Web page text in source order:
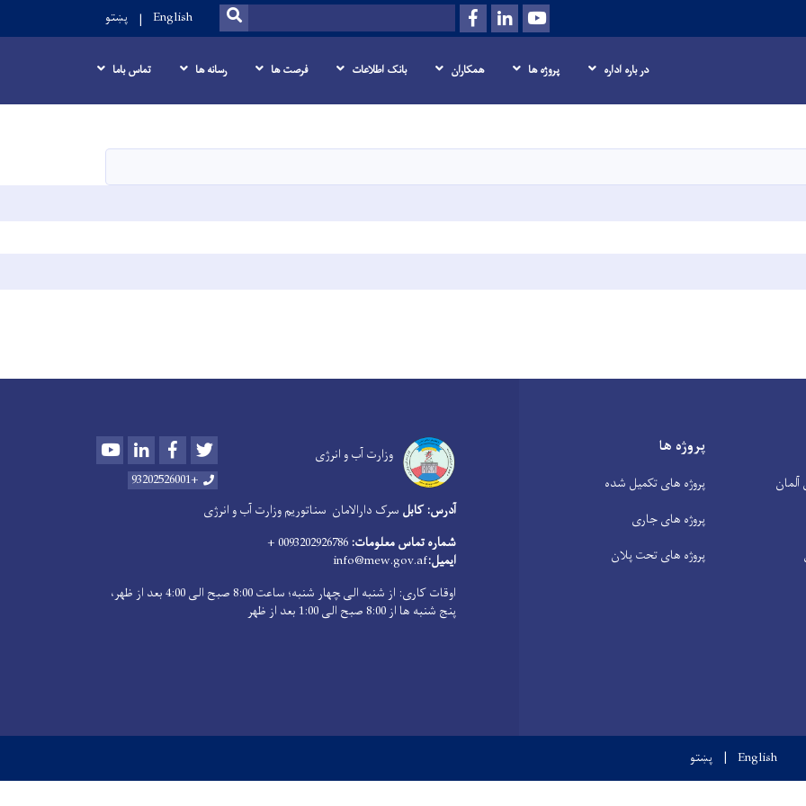
content
Youtube
LinkedIn
Facebook
Search
SEARCH
English پښتو
در باره اداره پروژه ها همکاران بانک اطلاعات فرصت ها رسانه ها تماس باما
پروژه ها
پروژه های تکمیل شده
پروژه های جاری
پروژه های تحت پلان
وزارت آب و انرژی YoutubeLinkedInFacebook
+93202526001
آدرس: کابل سرک دارالامان سناتوریم وزارت آب و انرژی
شماره تماس معلومات:
ایمیل:info@mew.gov.af
اوقات کاری: از شنبه الی ‍چهار شنبه؛ ساعت 8:00 صبح الی 4:00 بعد از ظهر،
پنج شنبه ها از 8:00 صبح الی 1:00 بعد از ظهر
English پښتو